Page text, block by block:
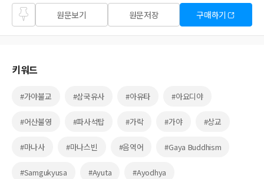
즐겨
찾기
원문보기 원문저장 구매하기
키워드
#가야불교 #삼국유사 #아유타 #아요디야
#어산불영 #파사석탑 #가락 #가야 #상교
#마나사 #마나스빈 #음역어 #Gaya Buddhism
#Samgukyusa #Ayuta #Ayodhya